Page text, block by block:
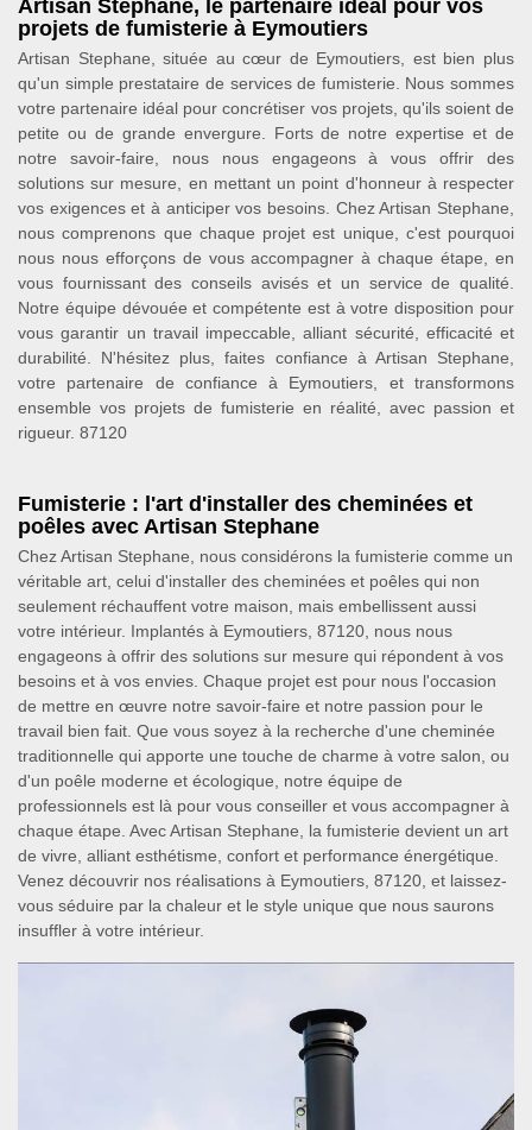
Artisan Stephane, le partenaire idéal pour vos
projets de fumisterie à Eymoutiers
Artisan Stephane, située au cœur de Eymoutiers, est bien plus
qu'un simple prestataire de services de fumisterie. Nous sommes
votre partenaire idéal pour concrétiser vos projets, qu'ils soient de
petite ou de grande envergure. Forts de notre expertise et de
notre savoir-faire, nous nous engageons à vous offrir des
solutions sur mesure, en mettant un point d'honneur à respecter
vos exigences et à anticiper vos besoins. Chez Artisan Stephane,
nous comprenons que chaque projet est unique, c'est pourquoi
nous nous efforçons de vous accompagner à chaque étape, en
vous fournissant des conseils avisés et un service de qualité.
Notre équipe dévouée et compétente est à votre disposition pour
vous garantir un travail impeccable, alliant sécurité, efficacité et
durabilité. N'hésitez plus, faites confiance à Artisan Stephane,
votre partenaire de confiance à Eymoutiers, et transformons
ensemble vos projets de fumisterie en réalité, avec passion et
rigueur. 87120
Fumisterie : l'art d'installer des cheminées et
poêles avec Artisan Stephane
Chez Artisan Stephane, nous considérons la fumisterie comme un
véritable art, celui d'installer des cheminées et poêles qui non
seulement réchauffent votre maison, mais embellissent aussi
votre intérieur. Implantés à Eymoutiers, 87120, nous nous
engageons à offrir des solutions sur mesure qui répondent à vos
besoins et à vos envies. Chaque projet est pour nous l'occasion
de mettre en œuvre notre savoir-faire et notre passion pour le
travail bien fait. Que vous soyez à la recherche d'une cheminée
traditionnelle qui apporte une touche de charme à votre salon, ou
d'un poêle moderne et écologique, notre équipe de
professionnels est là pour vous conseiller et vous accompagner à
chaque étape. Avec Artisan Stephane, la fumisterie devient un art
de vivre, alliant esthétisme, confort et performance énergétique.
Venez découvrir nos réalisations à Eymoutiers, 87120, et laissez-
vous séduire par la chaleur et le style unique que nous saurons
insuffler à votre intérieur.